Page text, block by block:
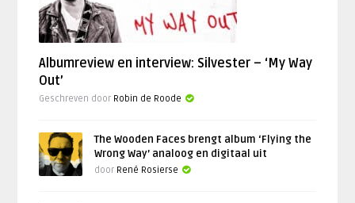
Albumreview en interview: Silvester – ‘My Way
Out’
Geschreven door Robin de Roode
The Wooden Faces brengt album ‘Flying the
Wrong Way’ analoog en digitaal uit
door René Rosierse